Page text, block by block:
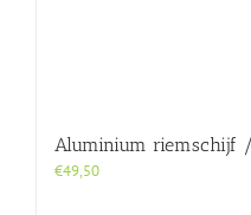
Aluminium riemschijf
€49,50